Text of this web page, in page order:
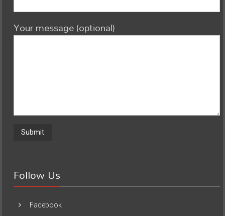
Your message (optional)
Follow Us
Facebook